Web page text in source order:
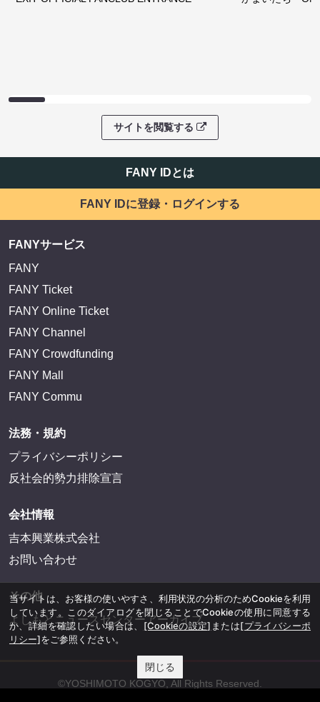
サイトを閲覧する
FANY IDとは
FANY IDに登録・ログインする
FANYサービス
FANY
FANY Ticket
FANY Online Ticket
FANY Channel
FANY Crowdfunding
FANY Mall
FANY Commu
法務・規約
プライバシーポリシー
反社会的勢力排除宣言
会社情報
吉本興業株式会社
お問い合わせ
その他
よしもとニュースセンターアーカイブ
©YOSHIMOTO KOGYO, All Rights Reserved.
当サイトは、お客様の使いやすさ、利用状況の分析のためCookieを利用
しています。このダイアログを閉じることでCookieの使用に同意する
か、詳細を確認したい場合は、 [Cookieの設定] または[プライバシーポ
リシー]をご参照ください。
閉じる